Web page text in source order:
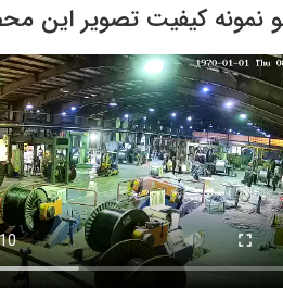
نمونه کیفیت تصویر این